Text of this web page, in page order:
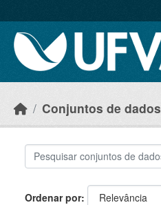
Conjuntos de dados
Ordenar por